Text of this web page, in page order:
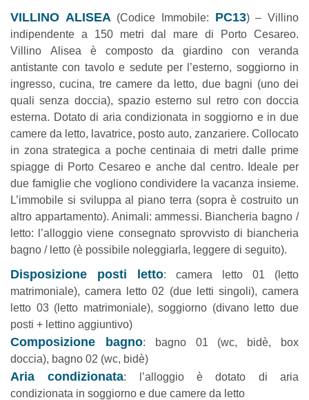
VILLINO ALISEA (Codice Immobile: PC13) – Villino
indipendente a 150 metri dal mare di Porto Cesareo.
Villino Alisea è composto da giardino con veranda
antistante con tavolo e sedute per l’esterno, soggiorno in
ingresso, cucina, tre camere da letto, due bagni (uno dei
quali senza doccia), spazio esterno sul retro con doccia
esterna. Dotato di aria condizionata in soggiorno e in due
camere da letto, lavatrice, posto auto, zanzariere. Collocato
in zona strategica a poche centinaia di metri dalle prime
spiagge di Porto Cesareo e anche dal centro. Ideale per
due famiglie che vogliono condividere la vacanza insieme.
L’immobile si sviluppa al piano terra (sopra è costruito un
altro appartamento). Animali: ammessi. Biancheria bagno /
letto: l’alloggio viene consegnato sprovvisto di biancheria
bagno / letto (è possibile noleggiarla, leggere di seguito).
Disposizione posti letto: camera letto 01 (letto
matrimoniale), camera letto 02 (due letti singoli), camera
letto 03 (letto matrimoniale), soggiorno (divano letto due
posti + lettino aggiuntivo)
Composizione bagno: bagno 01 (wc, bidè, box
doccia), bagno 02 (wc, bidè)
Aria condizionata: l’alloggio è dotato di aria
condizionata in soggiorno e due camere da letto